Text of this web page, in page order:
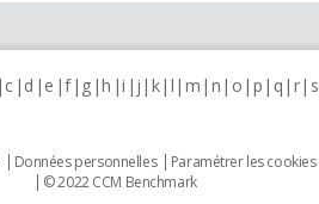
c d e f g h i j k l m n o p q r s
Données personnelles Paramétrer les cookies
© 2022 CCM Benchmark